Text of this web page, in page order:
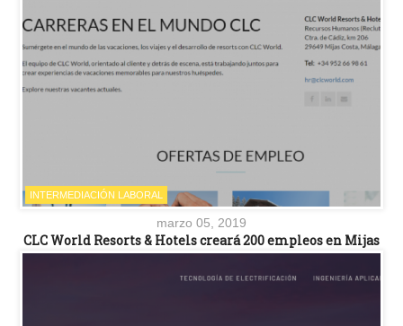
INTERMEDIACIÓN LABORAL
marzo 05, 2019
CLC World Resorts & Hotels creará 200 empleos en Mijas